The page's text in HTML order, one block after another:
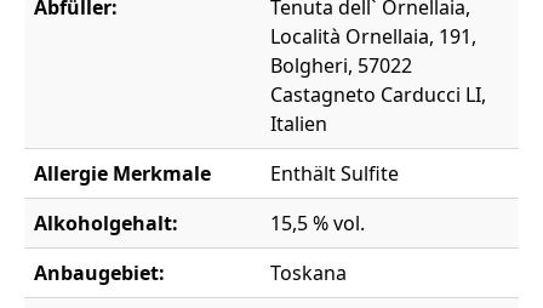
Abfüller:
Tenuta dell` Ornellaia,
Località Ornellaia, 191,
Bolgheri, 57022
Castagneto Carducci LI,
Italien
Allergie Merkmale
Enthält Sulfite
Alkoholgehalt:
15,5 % vol.
Anbaugebiet:
Toskana